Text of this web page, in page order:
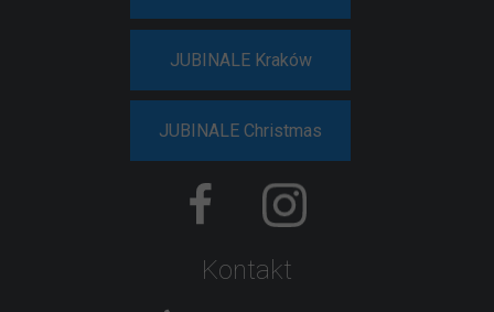
Kontakt
JUBINALE Christmas
JUBINALE Kraków